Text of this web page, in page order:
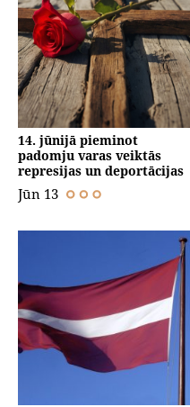
14. jūnijā pieminot
padomju varas veiktās
represijas un deportācijas
Jūn 13